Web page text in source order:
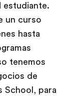
estudiante.
un curso
hasta
tenemos
de
School, para